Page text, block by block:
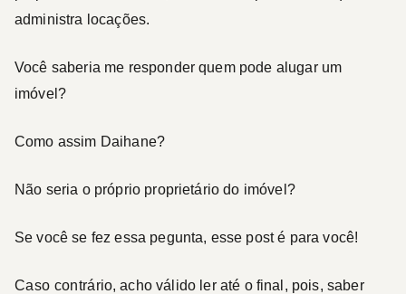
administra locações.
Você saberia me responder quem pode alugar um
imóvel?
Como assim Daihane?
Não seria o próprio proprietário do imóvel?
Se você se fez essa pegunta, esse post é para você!
Caso contrário, acho válido ler até o final, pois, saber